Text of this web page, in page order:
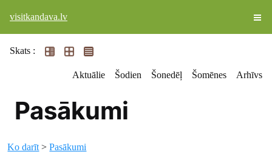
visitkandava.lv
Skats :
Aktuālie Šodien Šonedēļ Šomēnes Arhīvs
Pasākumi
Ko darīt >Pasākumi